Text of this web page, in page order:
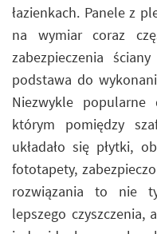
łazienkach. Panele z
na wymiar coraz
zabezpieczenia
podstawa do
Niezwykle
którym pomiędzy
układało się płytki,
fototapety,
rozwiązania to nie
lepszego czyszczenia,